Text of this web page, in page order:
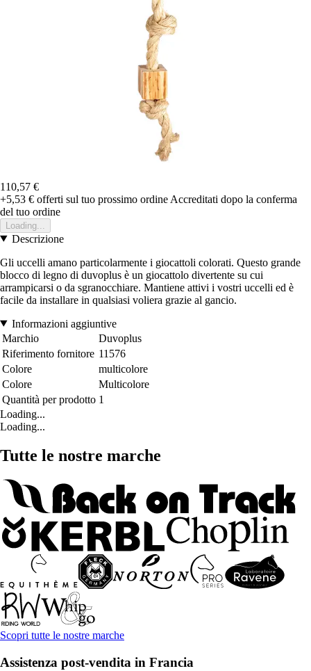
110,57 €
+5,53 € offerti sul tuo prossimo ordine Accreditati dopo la conferma
del tuo ordine
Loading...
Descrizione
Gli uccelli amano particolarmente i giocattoli colorati. Questo grande
blocco di legno di duvoplus è un giocattolo divertente su cui
arrampicarsi o da sgranocchiare. Mantiene attivi i vostri uccelli ed è
facile da installare in qualsiasi voliera grazie al gancio.
Informazioni aggiuntive
Marchio
Duvoplus
Riferimento fornitore 11576
Colore
multicolore
Colore
Multicolore
Quantità per prodotto 1
Loading...
Loading...
Tutte le nostre marche
Scopri tutte le nostre marche
Assistenza post-vendita in Francia